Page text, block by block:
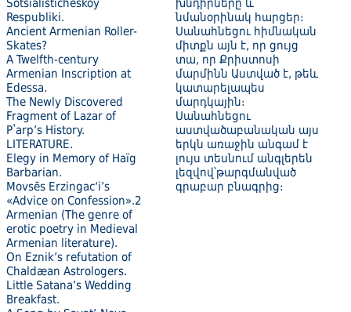
Sotsialisticheskoy
Respubliki.
Ancient Armenian Roller-
Skates?
A Twelfth-century
Armenian Inscription at
Edessa.
The Newly Discovered
Fragment of Lazar of
Pʽarp’s History.
LITERATURE.
Elegy in Memory of Haïg
Barbarian.
Movsēs Erzingac‘i’s
«Advice on Confession».2
Armenian (The genre of
erotic poetry in Medieval
Armenian literature).
On Eznik’s refutation of
Chaldæan Astrologers.
Little Satana’s Wedding
Breakfast.
խնդիրները և
նմանօրինակ հարցեր։
Սանահնեցու հիմնական
միտքն այն է, որ ցույց
տա, որ Քրիստոսի
մարմինն Աստված է, թեև
կատարելապես
մարդկային։
Սանահնեցու
աստվածաբանական այս
երկն առաջին անգամ է
լույս տեսնում անգլերեն
լեզվով՝թարգմանված
գրաբար բնագրից։